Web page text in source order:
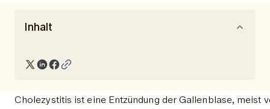
Inhalt
Cholezystitis ist eine Entzündung der Gallenblase,